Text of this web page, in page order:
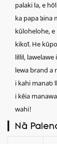
palaki ʻia, e
ka papa
kūlohelohe, e
kikoʻī. He
liʻiliʻi,
lewa brand a
i kahi manaʻo
i kēia
wahi!
▎Nā